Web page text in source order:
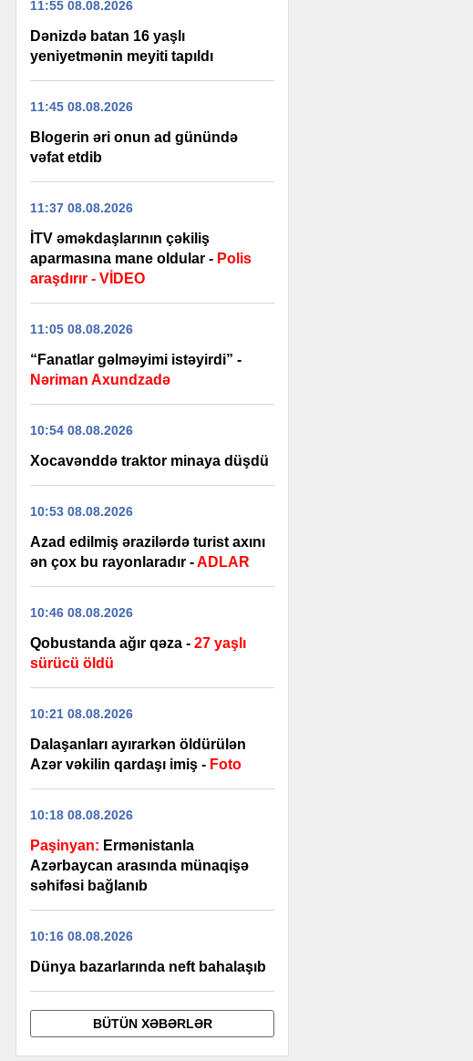
11:55 08.08.2026
Dənizdə batan 16 yaşlı
yeniyetmənin meyiti tapıldı
11:45 08.08.2026
Blogerin əri onun ad günündə
vəfat etdib
11:37 08.08.2026
İTV əməkdaşlarının çəkiliş
aparmasına mane oldular - Polis
araşdırır - VİDEO
11:05 08.08.2026
“Fanatlar gəlməyimi istəyirdi” -
Nəriman Axundzadə
10:54 08.08.2026
Xocavənddə traktor minaya düşdü
10:53 08.08.2026
Azad edilmiş ərazilərdə turist axını
ən çox bu rayonlaradır -ADLAR
10:46 08.08.2026
Qobustanda ağır qəza - 27 yaşlı
sürücü öldü
10:21 08.08.2026
Dalaşanları ayırarkən öldürülən
Azər vəkilin qardaşı imiş - Foto
10:18 08.08.2026
Paşinyan: Ermənistanla
Azərbaycan arasında münaqişə
səhifəsi bağlanıb
10:16 08.08.2026
Dünya bazarlarında neft bahalaşıb
BÜTÜN XƏBƏRLƏR